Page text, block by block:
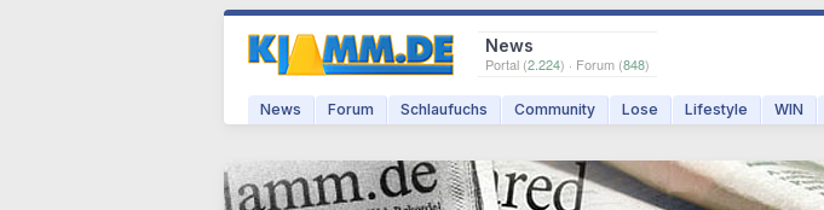
News
Portal (2.224) · Forum (848)
News Forum Schlaufuchs Community Lose Lifestyle WIN